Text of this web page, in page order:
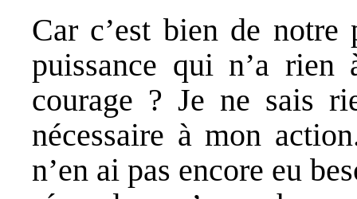
Car c’est bien de notre
puissance qui n’a
courage ? Je ne sais
nécessaire à mon
n’en ai pas encore eu